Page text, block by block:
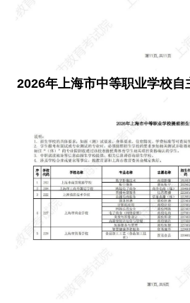
2026年上海市中等职业学校自